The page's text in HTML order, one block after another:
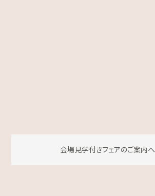
会場見学付きフェアのご案内へ